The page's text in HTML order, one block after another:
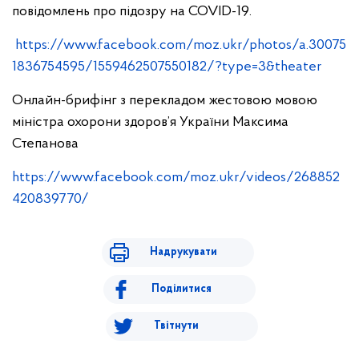
повідомлень про підозру на COVID-19.
https://www.facebook.com/moz.ukr/photos/a.30075
1836754595/1559462507550182/?type=3&theater
Онлайн-брифінг з перекладом жестовою мовою
міністра охорони здоров’я України Максима
Степанова
https://www.facebook.com/moz.ukr/videos/268852
420839770/
Надрукувати
Поділитися
Твітнути